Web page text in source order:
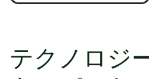
テクノロジ